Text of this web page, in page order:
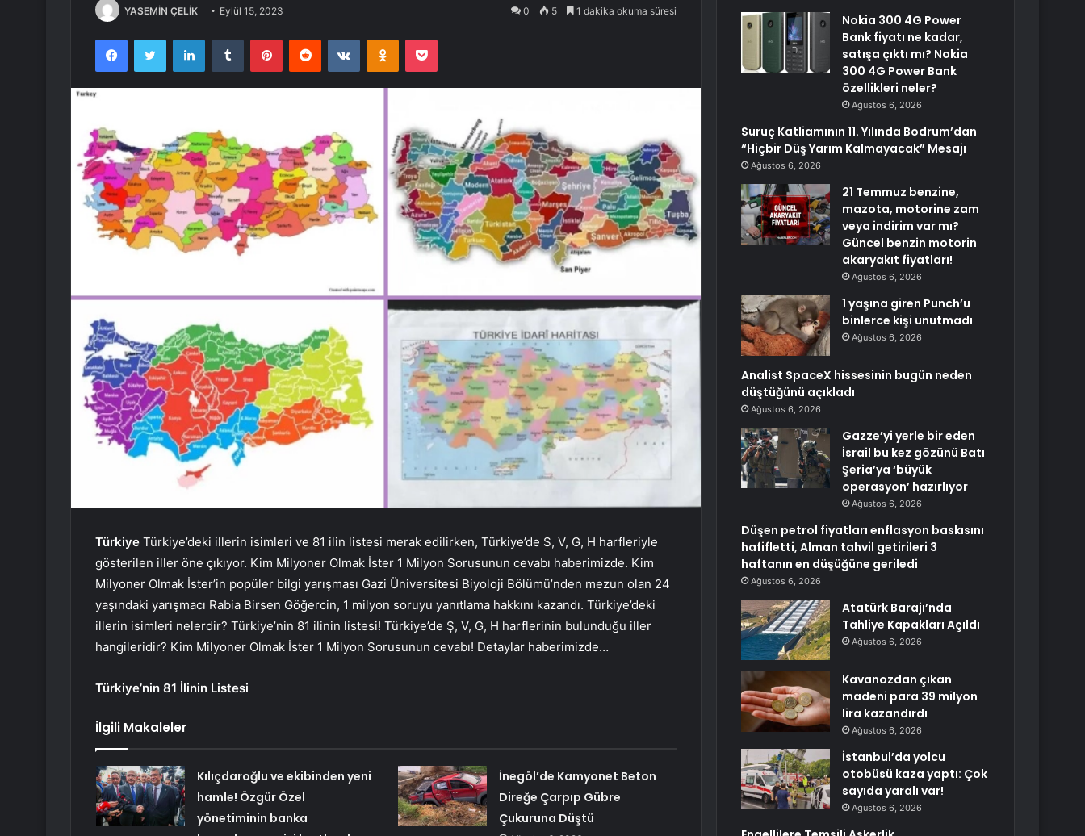
YASEMİN ÇELİK Eylül 15, 2023 0 5 1 dakika okuma süresi
FacebookTwitter LinkedInTumblr PinterestReddit VKontakteOdnoklassniki
Pocket
Türkiye Türkiye’deki illerin isimleri ve 81 ilin listesi merak edilirken, Türkiye’de S, V, G, H harfleriyle
gösterilen iller öne çıkıyor. Kim Milyoner Olmak İster 1 Milyon Sorusunun cevabı haberimizde. Kim
Milyoner Olmak İster’in popüler bilgi yarışması Gazi Üniversitesi Biyoloji Bölümü’nden mezun olan 24
yaşındaki yarışmacı Rabia Birsen Göğercin, 1 milyon soruyu yanıtlama hakkını kazandı. Türkiye’deki
illerin isimleri nelerdir? Türkiye’nin 81 ilinin listesi! Türkiye’de Ş, V, G, H harflerinin bulunduğu iller
hangileridir? Kim Milyoner Olmak İster 1 Milyon Sorusunun cevabı! Detaylar haberimizde…
Türkiye’nin 81 İlinin Listesi
İlgili Makaleler
Kılıçdaroğlu ve ekibinden yeni
hamle! Özgür Özel
yönetiminin banka
İnegöl’de Kamyonet Beton
Direğe Çarpıp Gübre
Çukuruna Düştü
Nokia 300 4G Power
Bank fiyatı ne kadar,
satışa çıktı mı? Nokia
300 4G Power Bank
özellikleri neler?
Ağustos 6, 2026
Suruç Katliamının 11. Yılında Bodrum’dan
“Hiçbir Düş Yarım Kalmayacak” Mesajı
Ağustos 6, 2026
21 Temmuz benzine,
mazota, motorine zam
veya indirim var mı?
Güncel benzin motorin
akaryakıt fiyatları!
Ağustos 6, 2026
1 yaşına giren Punch’u
binlerce kişi unutmadı
Ağustos 6, 2026
Analist SpaceX hissesinin bugün neden
düştüğünü açıkladı
Ağustos 6, 2026
Gazze’yi yerle bir eden
İsrail bu kez gözünü Batı
Şeria’ya ‘büyük
operasyon’ hazırlıyor
Ağustos 6, 2026
Düşen petrol fiyatları enflasyon baskısını
hafifletti, Alman tahvil getirileri 3
haftanın en düşüğüne geriledi
Ağustos 6, 2026
Atatürk Barajı’nda
Tahliye Kapakları Açıldı
Ağustos 6, 2026
Kavanozdan çıkan
madeni para 39 milyon
lira kazandırdı
Ağustos 6, 2026
İstanbul’da yolcu
otobüsü kaza yaptı: Çok
sayıda yaralı var!
Ağustos 6, 2026